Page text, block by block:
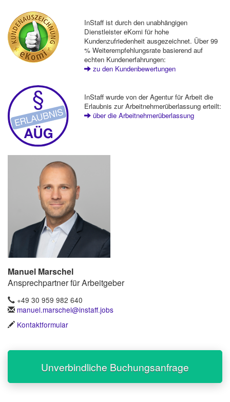
InStaff ist durch den unabhängigen
Dienstleister eKomi für hohe
Kundenzufriedenheit ausgezeichnet. Über 99
% Weiterempfehlungsrate basierend auf
echten Kundenerfahrungen:
zu den Kundenbewertungen
InStaff wurde von der Agentur für Arbeit die
Erlaubnis zur Arbeitnehmerüberlassung erteilt:
über die Arbeitnehmerüberlassung
Manuel Marschel
Ansprechpartner für Arbeitgeber
+49 30 959 982 640
manuel.marschel@instaff.jobs
Kontaktformular
Unverbindliche Buchungsanfrage